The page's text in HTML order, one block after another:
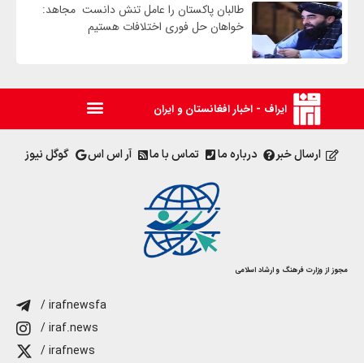
طالبان پاکستان را عامل تنش دانست مجاهد:
خواهان حل فوری اختلافات هستیم
ایراف - اخبار افغانستان و ایران
ارسال خبر درباره ما تماس با ما آر اس اس گوگل نیوز
مجوز از وزارت فرهنگ و ارشاد اسلامی
/ irafnewsfa
/ iraf.news
/ irafnews